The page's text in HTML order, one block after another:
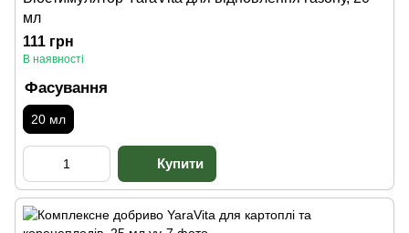
мл
111 грн
В наявності
Фасування
20 мл